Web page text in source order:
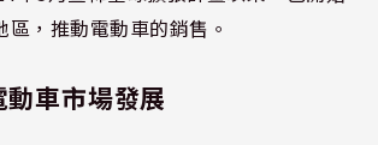
，推動電動車的銷售。
車市場發展